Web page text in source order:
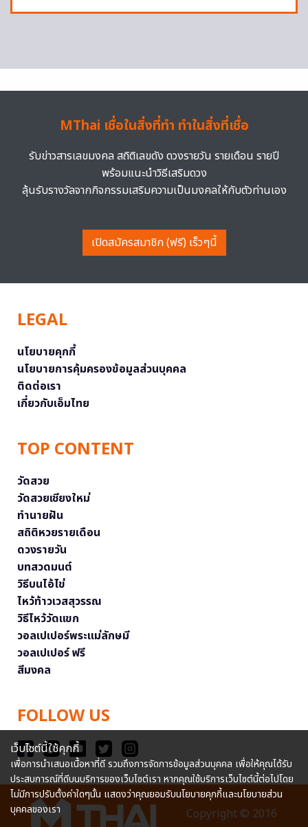
MThai เชื่อในสิ่งที่ทำ ทำในสิ่งที่เชื่อ
รับข่าวสารเลขมงคล สถิติเลขดัง ดวงรายวัน รายเดือน รายปี
พร้อมแนะนำวิธีเสริมดวง
ลุ้นรับรางวัลจากกิจกรรมเสริมความเป็นมงคลให้กับตัวท่านเอง
เปิดสมัครสมาชิก (ฟรี) เร็วๆนี้
LEGAL
นโยบายคุกกี้
นโยบายการคุ้มครองข้อมูลส่วนบุคคล
ติดต่อเรา
เกี่ยวกับเอ็มไทย
TOP CONTENT
วัดสวย
วัดสวยเชียงใหม่
ทำนายฝัน
สถิติหวยรายเดือน
ดวงรายวัน
บทสวดมนต์
วิธีบนไอ้ไข่
ไหว้ท้าวเวสสุวรรณ
วิธีไหว้วัดแขก
วอลเปเปอร์พระแม่ลักษมี
วอลเปเปอร์ ฟรี
สีมงคล
FOLLOW US
Copyright © 2016
เว็บไซต์นี้ใช้คุกกี้
เพื่อการนำเสนอเนื้อหาที่ดี รวมถึงการจัดการข้อมูลส่วนบุคคล เพื่อให้คุณได้รับ
ประสบการณ์ที่ดีบนบริการของเว็บไซต์เรา หากคุณใช้บริการเว็บไซต์นี้ต่อไปโดย
ไม่มีการปรับตั้งค่าใดๆนั้น แสดงว่าคุณยอมรับนโยบายคุกกี้และนโยบายส่วน
บุคคลของเรา